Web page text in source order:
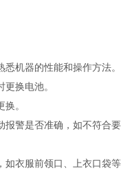
机器的性能和操作方法。
换电池。
。
警是否准确，如不符合
衣服前领口、上衣口袋